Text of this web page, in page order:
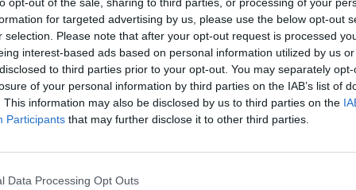
for targeted advertising by us, please use the below opt-out
selection. Please note that after your opt-out request is processed
interest-based ads based on personal information utilized by us
to third parties prior to your opt-out. You may separately
of your personal information by third parties on the IAB’s list of
This information may also be disclosed by us to third parties on the
Participants that may further disclose it to other third parties.
Data Processing Opt Outs
iscriviti alla
Newsletter QUInews - ToscanaMedia.
nella tua casella di posta.